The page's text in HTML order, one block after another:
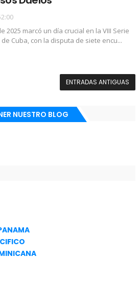
2025 marcó un día crucial en la VIII Serie
Cuba, con la disputa de siete encu...
ENTRADAS ANTIGUAS
NUESTRO BLOG